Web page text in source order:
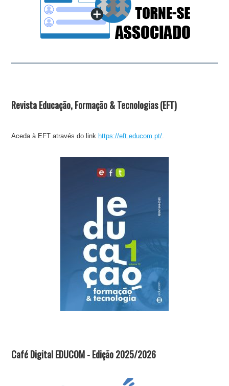
Revista Educação, Formação & Tecnologias (EFT)
Aceda à EFT através do link https://eft.educom.pt/.
Café Digital EDUCOM - Edição 2025/2026